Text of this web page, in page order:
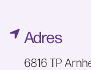
Adres
6816 TP